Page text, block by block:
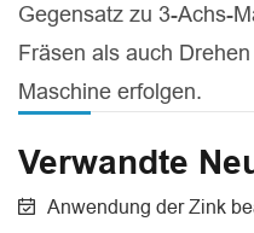
Gegensatz zu 3-Achs-
Fräsen als auch
Maschine erfolgen.
Verwandte
Anwendung der Zink